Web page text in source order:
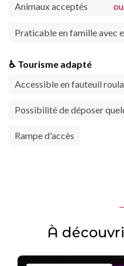
Animaux acceptés
Praticable en famille avec
♿ Tourisme adapté
Accessible en fauteuil
Possibilité de déposer
Rampe d'accès
À